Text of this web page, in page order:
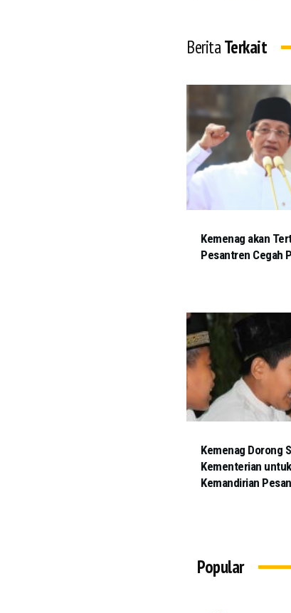
BeritaTerkait
Kemenag akan
Pesantren Cegah
Kemenag Dorong
Kementerian
Kemandirian
Popular